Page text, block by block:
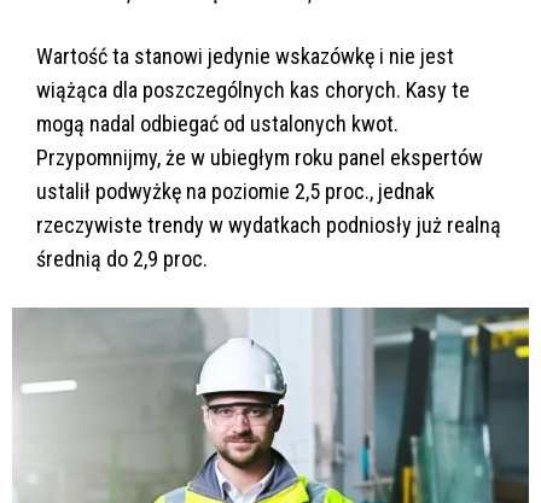
Wartość ta stanowi jedynie wskazówkę i nie jest
wiążąca dla poszczególnych kas chorych. Kasy te
mogą nadal odbiegać od ustalonych kwot.
Przypomnijmy, że w ubiegłym roku panel ekspertów
ustalił podwyżkę na poziomie 2,5 proc., jednak
rzeczywiste trendy w wydatkach podniosły już realną
średnią do 2,9 proc.